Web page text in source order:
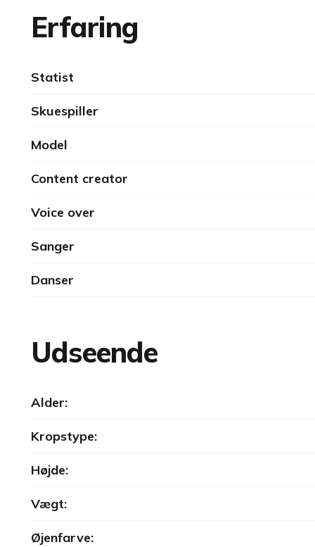
Erfaring
Statist
Skuespiller
Model
Content creator
Voice over
Sanger
Danser
Udseende
Alder:
Kropstype:
Højde:
Vægt:
Øjenfarve: